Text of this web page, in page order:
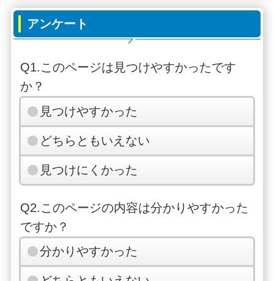
アンケート
Q1.このページは見つけやすかったです
か？
見つけやすかった
どちらともいえない
見つけにくかった
Q2.このページの内容は分かりやすかった
ですか？
分かりやすかった